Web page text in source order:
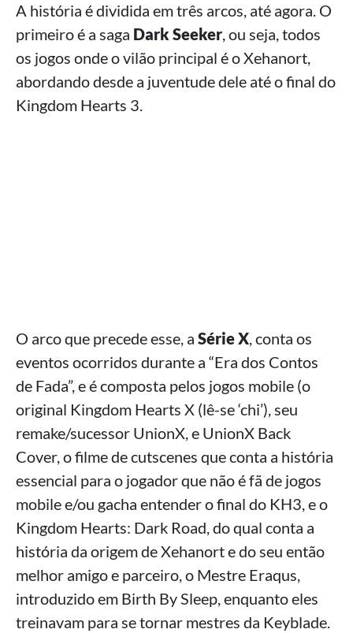
A história é dividida em três arcos, até agora. O
primeiro é a saga Dark Seeker, ou seja, todos
os jogos onde o vilão principal é o Xehanort,
abordando desde a juventude dele até o final do
Kingdom Hearts 3.
O arco que precede esse, a Série X, conta os
eventos ocorridos durante a “Era dos Contos
de Fada”, e é composta pelos jogos mobile (o
original Kingdom Hearts X (lê-se ‘chi’), seu
remake/sucessor UnionX, e UnionX Back
Cover, o filme de cutscenes que conta a história
essencial para o jogador que não é fã de jogos
mobile e/ou gacha entender o final do KH3, e o
Kingdom Hearts: Dark Road, do qual conta a
história da origem de Xehanort e do seu então
melhor amigo e parceiro, o Mestre Eraqus,
introduzido em Birth By Sleep, enquanto eles
treinavam para se tornar mestres da Keyblade.